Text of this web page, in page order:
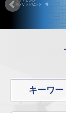
キーワー